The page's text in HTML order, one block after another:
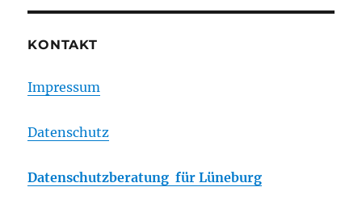
KONTAKT
Impressum
Datenschutz
Datenschutzberatung für Lüneburg